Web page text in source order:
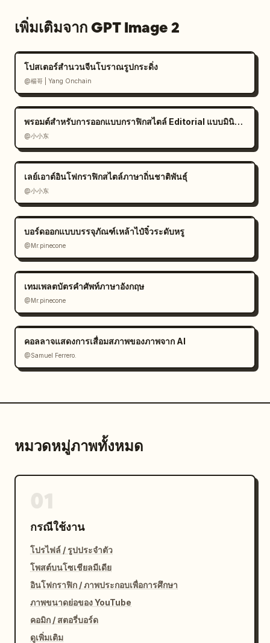
เพิ่มเติมจาก GPT Image 2
โปสเตอร์สำนวนจีนโบราณรูปกระดิ่ง
@楊哥 | Yang Onchain
พรอมต์สำหรับการออกแบบกราฟิกสไตล์ Editorial แบบมินิมอล
@小小东
เลย์เอาต์อินโฟกราฟิกสไตล์ภาษาถิ่นชาติพันธุ์
@小小东
บอร์ดออกแบบบรรจุภัณฑ์เหล้าไป๋จิ๋วระดับหรู
@Mr.pinecone
เทมเพลตบัตรคำศัพท์ภาษาอังกฤษ
@Mr.pinecone
คอลลาจแสดงการเสื่อมสภาพของภาพจาก AI
@Samuel Ferrero.
หมวดหมู่ภาพทั้งหมด
กรณีใช้งาน
โปรไฟล์ / รูปประจำตัว
โพสต์บนโซเชียลมีเดีย
อินโฟกราฟิก / ภาพประกอบเพื่อการศึกษา
ภาพขนาดย่อของ YouTube
คอมิก / สตอรี่บอร์ด
ดูเพิ่มเติม